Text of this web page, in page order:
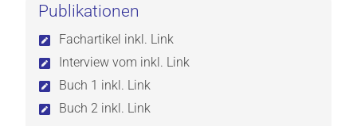
Publikationen
Fachartikel inkl. Link
Interview vom inkl. Link
Buch 1 inkl. Link
Buch 2 inkl. Link